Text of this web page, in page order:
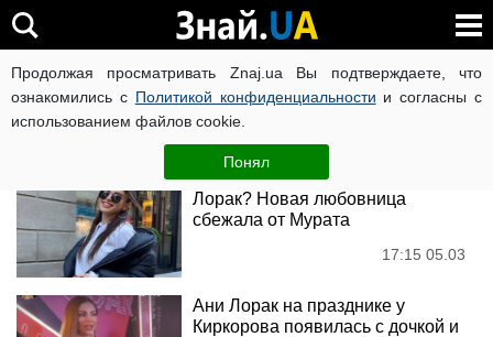
Продолжая просматривать Znaj.ua Вы подтверждаете, что
ознакомились с Политикой конфиденциальности и согласны с
использованием файлов cookie.
Понял
Мурат Налчаджиоглу
Месть за разбитое сердце
Лорак? Новая любовница
сбежала от Мурата
17:15 05.03
Ани Лорак на празднике у
Киркорова появилась с дочкой и